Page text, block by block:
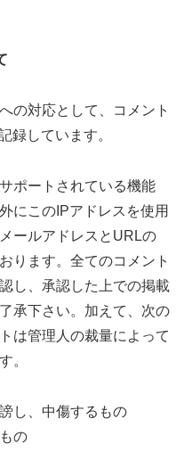
の対応として、コメント
録しています。
ポートされている機能
にこのIPアドレスを使用
ールアドレスとURLの
ります。全てのコメント
し、承認した上での掲載
承下さい。加えて、次の
は管理人の裁量によって
。
し、中傷するもの
の